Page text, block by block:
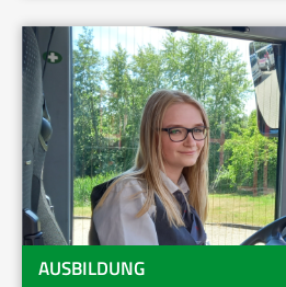
AUSBILDUNG